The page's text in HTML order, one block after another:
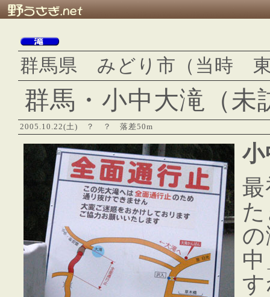
群馬県 みどり市（当時
群馬・小中大滝（未
2005.10.22(土) ？ ？ 落差50m